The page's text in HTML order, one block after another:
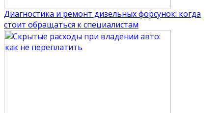
Диагностика и ремонт дизельных форсунок: когда
стоит обращаться к специалистам